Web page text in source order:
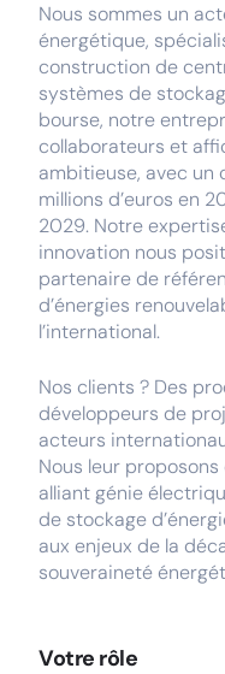
Nous sommes un
énergétique,
construction de
systèmes de
bourse, notre
collaborateurs et
ambitieuse, avec un
millions d’euros en
2029. Notre
innovation nous
partenaire de
d’énergies
l’international.
Nos clients ? Des
développeurs de
acteurs
Nous leur
alliant génie
de stockage
aux enjeux de la
souveraineté
Votre rôle